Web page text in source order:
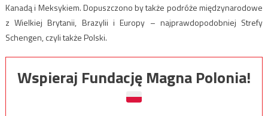
Kanadą i Meksykiem. Dopuszczono by także podróże międzynarodowe
z Wielkiej Brytanii, Brazylii i Europy – najprawdopodobniej Strefy
Schengen, czyli także Polski.
Wspieraj Fundację Magna Polonia!